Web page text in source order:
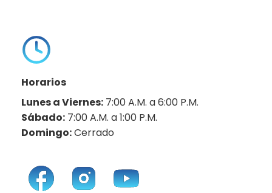
Horarios
Lunes a Viernes: 7:00 A.M. a 6:00 P.M.
Sábado: 7:00 A.M. a 1:00 P.M.
Domingo:Cerrado